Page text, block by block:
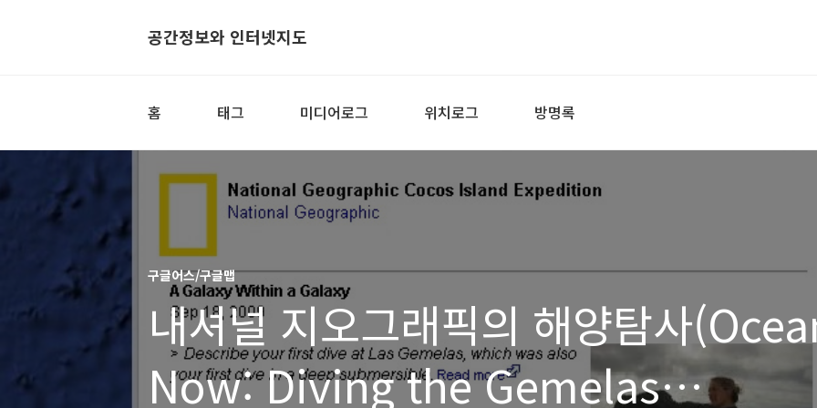
공간정보와 인터넷지도
홈 태그 미디어로그 위치로그 방명록
구글어스/구글맵
내셔널 지오그래픽의 해양탐사
Now: Diving the Gemelas